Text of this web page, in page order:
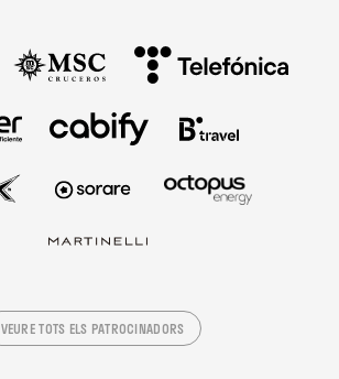
VEURE TOTS ELS PATROCINADORS